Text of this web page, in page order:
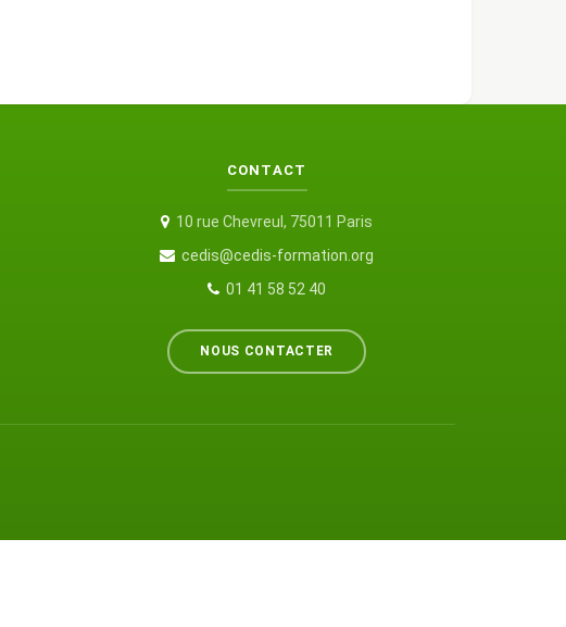
CONTACT
10 rue Chevreul, 75011 Paris
cedis@cedis-formation.org
01 41 58 52 40
NOUS CONTACTER